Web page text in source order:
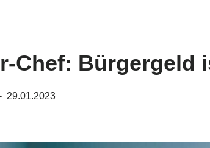
Chef: Bürgergeld
29.01.2023